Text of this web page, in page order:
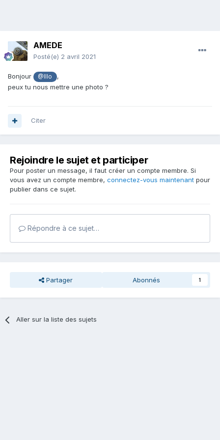
AMEDE
Posté(e) 2 avril 2021
Bonjour @Illo
,
peux tu nous mettre une photo ?
Citer
Rejoindre le sujet et participer
Pour poster un message, il faut créer un compte membre. Si
vous avez un compte membre, connectez-vous maintenant pour
publier dans ce sujet.
Répondre à ce sujet…
Partager Abonnés 1
Aller sur la liste des sujets